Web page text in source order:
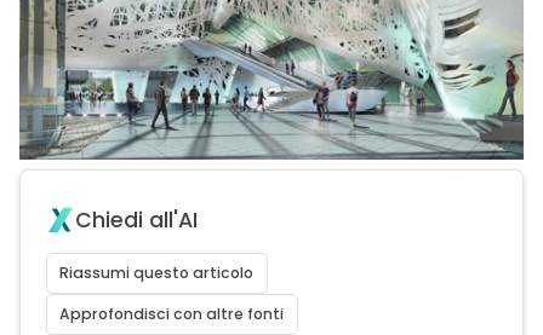
Chiedi all'AI
Riassumi questo articolo
Approfondisci con altre fonti